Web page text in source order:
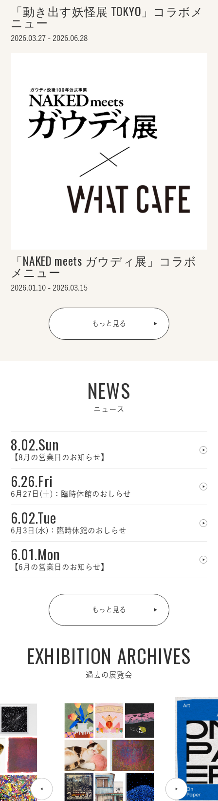
「動き出す妖怪展 TOKYO」コラボメ
ニュー
2026.03.27 - 2026.06.28
「NAKED meets ガウディ展」コラボ
メニュー
2026.01.10 - 2026.03.15
もっと見る
NEWS
ニュース
8.02.Sun
【8月の営業日のお知らせ】
6.26.Fri
6月27日(土)：臨時休館のおしらせ
6.02.Tue
6月3日(水)：臨時休館のおしらせ
6.01.Mon
【6月の営業日のお知らせ】
もっと見る
EXHIBITION ARCHIVES
過去の展覧会